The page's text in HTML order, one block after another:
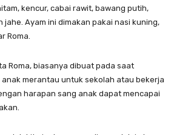
kencur, cabai rawit, bawang putih,
jahe. Ayam ini dimakan pakai nasi kuning,
Roma.
Roma, biasanya dibuat pada saat
merantau untuk sekolah atau bekerja
harapan sang anak dapat mencapai